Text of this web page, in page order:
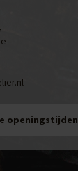
,
openingstijden